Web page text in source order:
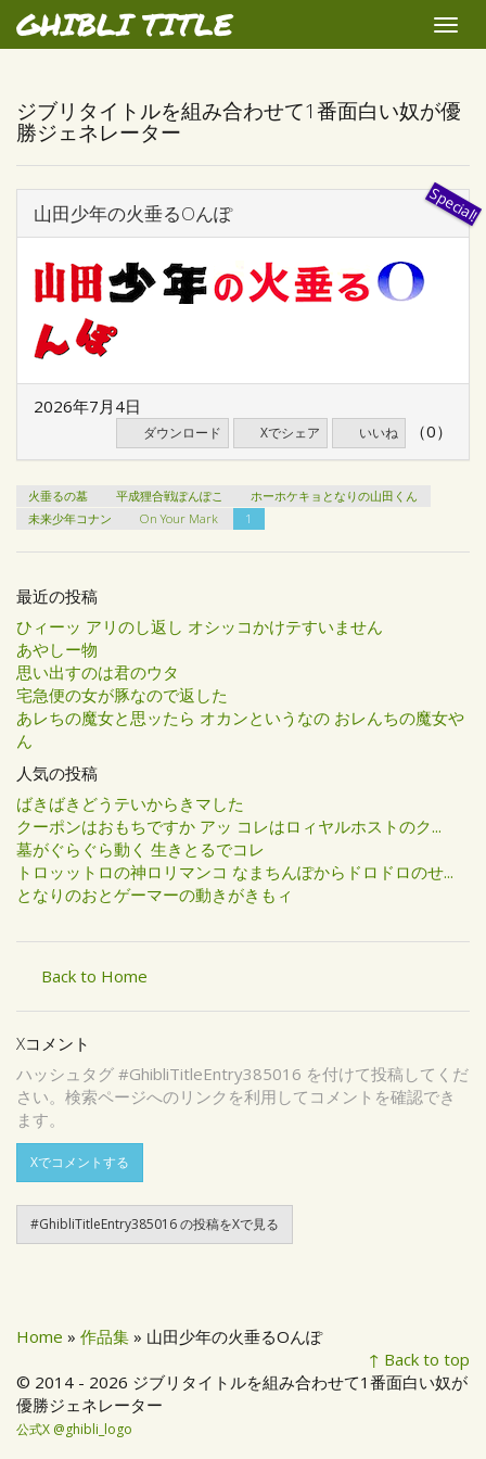
GHIBLI TITLE
Toggle
ジブリタイトルを組み合わせて1番面白い奴が優
勝ジェネレーター
山田少年の火垂るOんぽ
2026年7月4日
ダウンロード Xでシェア いいね （0）
火垂るの墓 平成狸合戦ぽんぽこ
ホーホケキョとなりの山田くん
未来少年コナン
On Your Mark 1
最近の投稿
ひィーッ アリのし返し オシッコかけテすいません
あやしー物
思い出すのは君のウタ
宅急便の女が豚なので返した
あレちの魔女と思ッたら オカンというなの おレんちの魔女や
ん
人気の投稿
ばきばきどうテいからきマした
クーポンはおもちですか アッ コレはロィヤルホストのク...
墓がぐらぐら動く 生きとるでコレ
トロッットロの神ロリマンコ なまちんぽからドロドロのせ...
となりのおとゲーマーの動きがきもィ
Back to Home
Xコメント
ハッシュタグ #GhibliTitleEntry385016 を付けて投稿してくだ
さい。検索ページへのリンクを利用してコメントを確認でき
ます。
Xでコメントする
#GhibliTitleEntry385016 の投稿をXで見る
Home » 作品集 » 山田少年の火垂るOんぽ
↑ Back to top
© 2014 - 2026 ジブリタイトルを組み合わせて1番面白い奴が
優勝ジェネレーター
公式X @ghibli_logo